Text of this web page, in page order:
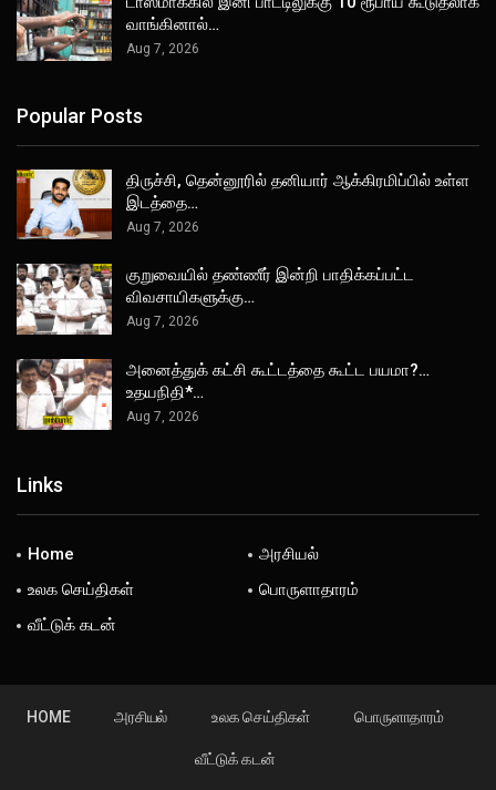
வாங்கினால்…
Aug 7, 2026
Popular Posts
திருச்சி, தென்னூரில் தனியார் ஆக்கிரமிப்பில் உள்ள
இடத்தை…
Aug 7, 2026
குறுவையில் தண்ணீர் இன்றி பாதிக்கப்பட்ட
விவசாயிகளுக்கு…
Aug 7, 2026
அனைத்துக் கட்சி கூட்டத்தை கூட்ட பயமா?…
உதயநிதி*…
Aug 7, 2026
Links
Home
அரசியல்
உலக செய்திகள்
பொருளாதாரம்
வீட்டுக் கடன்
HOME அரசியல் உலக செய்திகள் பொருளாதாரம்
வீட்டுக் கடன்